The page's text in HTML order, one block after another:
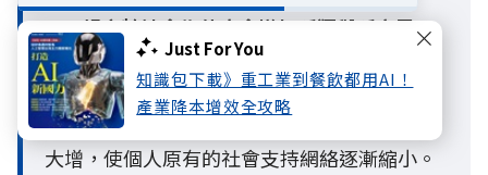
Just For You
知識包下載》重工業到餐飲都用AI！
產業降本增效全攻略
Q4. 超高齡社會為什麼會增加孤獨與孤立風
險？
A4：隨著台灣邁入超高齡社會，少子化與小家
庭化導致家庭結構徹底改變，獨居與單身比例
大增，使個人原有的社會支持網絡逐漸縮小。